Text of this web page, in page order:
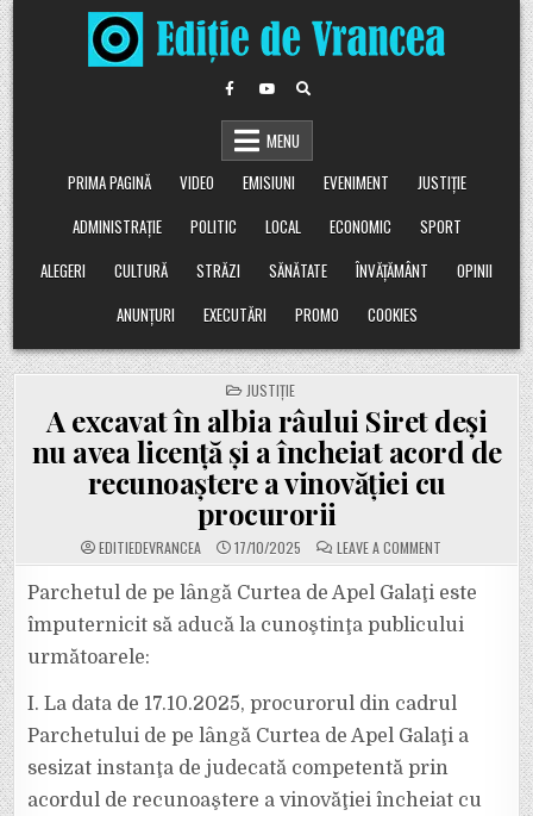
Skip
to
content
MENU
PRIMA PAGINĂ
VIDEO EMISIUNI EVENIMENT
JUSTIȚIE
ADMINISTRAȚIE
POLITIC LOCAL ECONOMIC
SPORT
ALEGERI
CULTURĂ STRĂZI SĂNĂTATE ÎNVĂȚĂMÂNT
OPINII
ANUNȚURI
EXECUTĂRI PROMO COOKIES
POSTED
IN
JUSTIȚIE
A excavat în albia râului Siret deși
nu avea licență și a încheiat acord de
recunoaștere a vinovăției cu
procurorii
EDITIEDEVRANCEA 17/10/2025 LEAVE A COMMENTON
A
ÎN
ALBIA
RÂULUI
SIRET
ȘI
ÎNCHEIAT
ACORD
DE
RECUNOAȘTERE
VINOVĂȚIEI
Parchetul de pe lângă Curtea de Apel Galaţi este
împuternicit să aducă la cunoştinţa publicului
următoarele:
I. La data de 17.10.2025, procurorul din cadrul
Parchetului de pe lângă Curtea de Apel Galaţi a
sesizat instanţa de judecată competentă prin
acordul de recunoaştere a vinovăţiei încheiat cu